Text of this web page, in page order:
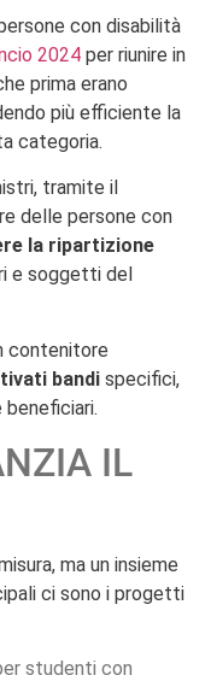
con disabilità
2024 per riunire in
prima erano
più efficiente la
categoria.
tramite il
delle persone con
la ripartizione
e soggetti del
contenitore
bandi specifici,
IL
ma un insieme
ci sono i progetti
studenti con